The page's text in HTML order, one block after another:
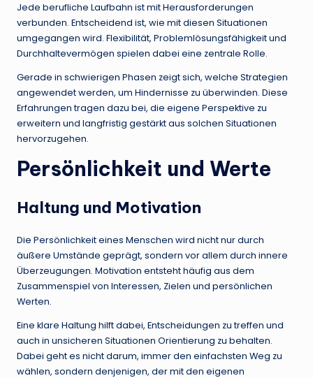
Jede berufliche Laufbahn ist mit Herausforderungen
verbunden. Entscheidend ist, wie mit diesen Situationen
umgegangen wird. Flexibilität, Problemlösungsfähigkeit und
Durchhaltevermögen spielen dabei eine zentrale Rolle.
Gerade in schwierigen Phasen zeigt sich, welche Strategien
angewendet werden, um Hindernisse zu überwinden. Diese
Erfahrungen tragen dazu bei, die eigene Perspektive zu
erweitern und langfristig gestärkt aus solchen Situationen
hervorzugehen.
Persönlichkeit und Werte
Haltung und Motivation
Die Persönlichkeit eines Menschen wird nicht nur durch
äußere Umstände geprägt, sondern vor allem durch innere
Überzeugungen. Motivation entsteht häufig aus dem
Zusammenspiel von Interessen, Zielen und persönlichen
Werten.
Eine klare Haltung hilft dabei, Entscheidungen zu treffen und
auch in unsicheren Situationen Orientierung zu behalten.
Dabei geht es nicht darum, immer den einfachsten Weg zu
wählen, sondern denjenigen, der mit den eigenen